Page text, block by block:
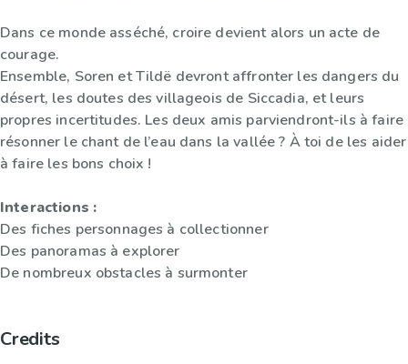
Dans ce monde asséché, croire devient alors un acte de
courage.
Ensemble, Soren et Tildë devront affronter les dangers du
désert, les doutes des villageois de Siccadia, et leurs
propres incertitudes. Les deux amis parviendront-ils à faire
résonner le chant de l’eau dans la vallée ? À toi de les aider
à faire les bons choix !
Interactions :
Des fiches personnages à collectionner
Des panoramas à explorer
De nombreux obstacles à surmonter
Credits